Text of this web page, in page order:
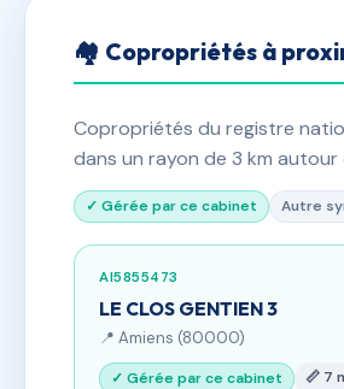
🏘 Copropriétés à
Copropriétés du registre
dans un rayon de 3 km
✓ Gérée par ce cabinet Autre
AI5855473
LE CLOS GENTIEN 3
📍 Amiens (80000)
✓ Gérée par ce cabinet
📏 7